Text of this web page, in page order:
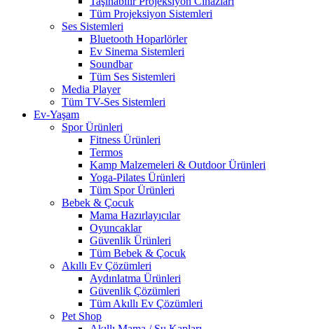
Tüm Projeksiyon Sistemleri
Ses Sistemleri
Bluetooth Hoparlörler
Ev Sinema Sistemleri
Soundbar
Tüm Ses Sistemleri
Media Player
Tüm TV-Ses Sistemleri
Ev-Yaşam
Spor Ürünleri
Fitness Ürünleri
Termos
Kamp Malzemeleri & Outdoor Ürünleri
Yoga-Pilates Ürünleri
Tüm Spor Ürünleri
Bebek & Çocuk
Mama Hazırlayıcılar
Oyuncaklar
Güvenlik Ürünleri
Tüm Bebek & Çocuk
Akıllı Ev Çözümleri
Aydınlatma Ürünleri
Güvenlik Çözümleri
Tüm Akıllı Ev Çözümleri
Pet Shop